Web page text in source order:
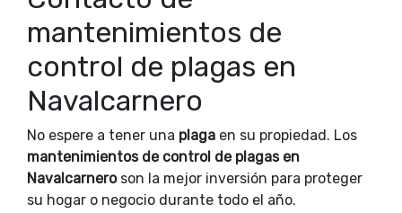
mantenimientos de
control de plagas en
Navalcarnero
No espere a tener una plaga en su propiedad. Los
mantenimientos de control de plagas en
Navalcarneroson la mejor inversión para proteger
su hogar o negocio durante todo el año.